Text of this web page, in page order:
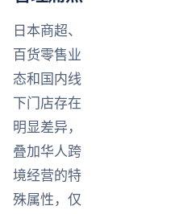
日本商超、
百货零售业
态和国内线
下门店存在
明显差异，
叠加华人跨
境经营的特
殊属性，仅